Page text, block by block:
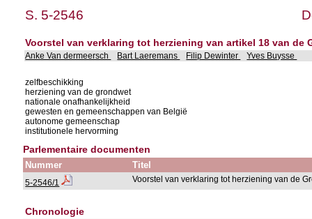
S. 5-2546
Voorstel van verklaring tot herziening van artikel 18 van de
Anke Van dermeersch Bart Laeremans Filip Dewinter Yves Buysse
zelfbeschikking
herziening van de grondwet
nationale onafhankelijkheid
gewesten en gemeenschappen van België
autonome gemeenschap
institutionele hervorming
Parlementaire documenten
Nummer Titel
5-2546/1 Voorstel van verklaring tot herziening van de
Chronologie